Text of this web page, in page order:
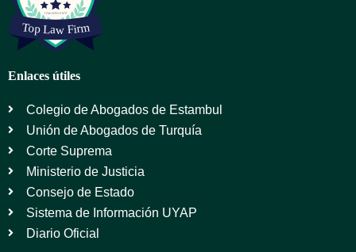
Enlaces útiles
Colegio de Abogados de Estambul
Unión de Abogados de Turquía
Corte Suprema
Ministerio de Justicia
Consejo de Estado
Sistema de Información UYAP
Diario Oficial